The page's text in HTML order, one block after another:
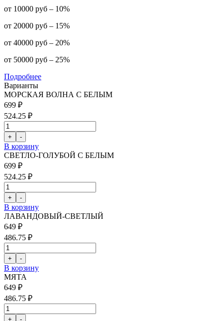
от 10000 руб – 10%
от 20000 руб – 15%
от 40000 руб – 20%
от 50000 руб – 25%
Подробнее
Варианты
МОРСКАЯ ВОЛНА С БЕЛЫМ
699 ₽
524.25 ₽
В корзину
СВЕТЛО-ГОЛУБОЙ С БЕЛЫМ
699 ₽
524.25 ₽
В корзину
ЛАВАНДОВЫЙ-СВЕТЛЫЙ
649 ₽
486.75 ₽
В корзину
МЯТА
649 ₽
486.75 ₽